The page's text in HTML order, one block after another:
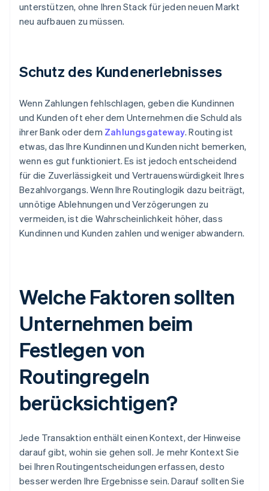
unterstützen, ohne Ihren Stack für jeden neuen Markt
neu aufbauen zu müssen.
Schutz des Kundenerlebnisses
Wenn Zahlungen fehlschlagen, geben die Kundinnen
und Kunden oft eher dem Unternehmen die Schuld als
ihrer Bank oder dem Zahlungsgateway. Routing ist
etwas, das Ihre Kundinnen und Kunden nicht bemerken,
wenn es gut funktioniert. Es ist jedoch entscheidend
für die Zuverlässigkeit und Vertrauenswürdigkeit Ihres
Bezahlvorgangs. Wenn Ihre Routinglogik dazu beiträgt,
unnötige Ablehnungen und Verzögerungen zu
vermeiden, ist die Wahrscheinlichkeit höher, dass
Kundinnen und Kunden zahlen und weniger abwandern.
Welche Faktoren sollten
Unternehmen beim
Festlegen von
Routingregeln
berücksichtigen?
Jede Transaktion enthält einen Kontext, der Hinweise
darauf gibt, wohin sie gehen soll. Je mehr Kontext Sie
bei Ihren Routingentscheidungen erfassen, desto
besser werden Ihre Ergebnisse sein. Darauf sollten Sie